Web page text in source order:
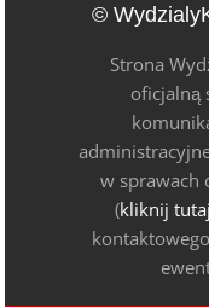
©
Strona
oficjalną
w sprawach
(kliknij tutaj